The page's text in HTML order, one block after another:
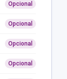
Opcional
Opcional
Opcional
Opcional